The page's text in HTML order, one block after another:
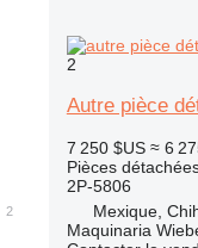
2
Autre pièce
7 250 $US ≈ 6
Pièces
2P-5806
Mexique,
Maquinaria